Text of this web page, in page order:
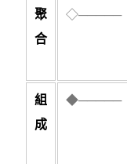
聚
合
◇─────
組
成
◆─────